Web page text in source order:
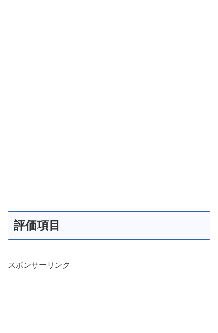
評価項目
スポンサーリンク